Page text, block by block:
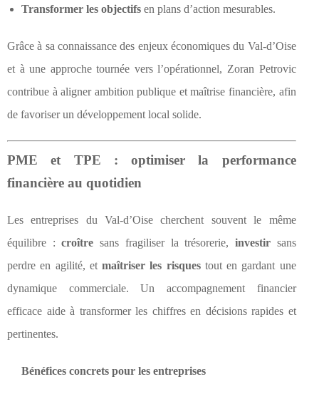
Transformer les objectifs en plans d’action mesurables.
Grâce à sa connaissance des enjeux économiques du Val-d’Oise
et à une approche tournée vers l’opérationnel, Zoran Petrovic
contribue à aligner ambition publique et maîtrise financière, afin
de favoriser un développement local solide.
PME et TPE : optimiser la performance
financière au quotidien
Les entreprises du Val-d’Oise cherchent souvent le même
équilibre :croître sans fragiliser la trésorerie, investirsans
perdre en agilité, etmaîtriser les risquestout en gardant une
dynamique commerciale. Un accompagnement financier
efficace aide à transformer les chiffres en décisions rapides et
pertinentes.
Bénéfices concrets pour les entreprises